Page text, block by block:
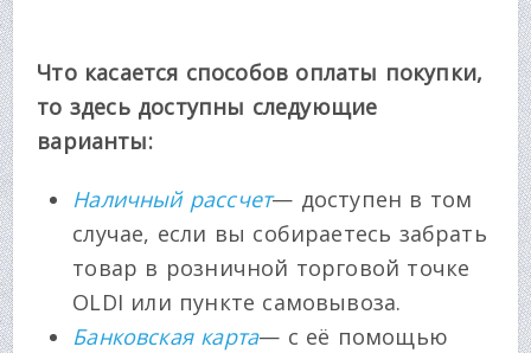
Что касается способов оплаты покупки,
то здесь доступны следующие
варианты:
Наличный рассчет— доступен в том
случае, если вы собираетесь забрать
товар в розничной торговой точке
OLDI или пункте самовывоза.
Банковская карта— с её помощью